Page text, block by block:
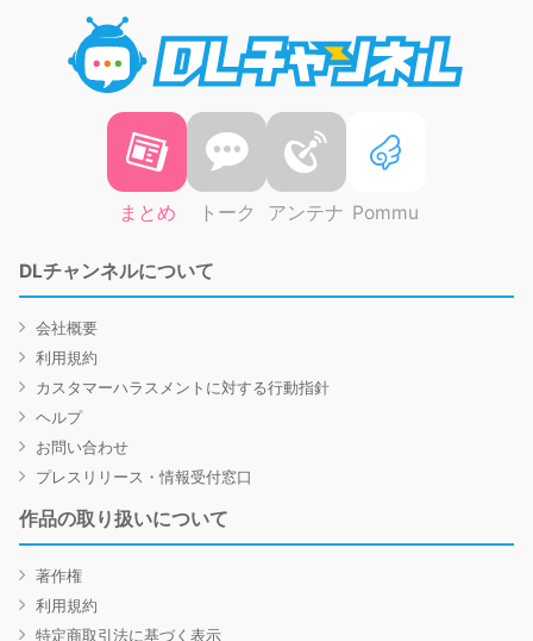
まとめ トーク アンテナ Pommu
DLチャンネルについて
会社概要
利用規約
カスタマーハラスメントに対する行動指針
ヘルプ
お問い合わせ
プレスリリース・情報受付窓口
作品の取り扱いについて
著作権
利用規約
特定商取引法に基づく表示